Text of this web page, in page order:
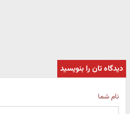
دیدگاه تان را بنویسید
نام شما